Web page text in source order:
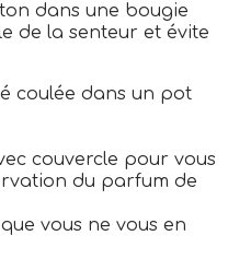
dans une bougie
de la senteur et évite
coulée dans un pot
couvercle pour vous
du parfum de
vous ne vous en